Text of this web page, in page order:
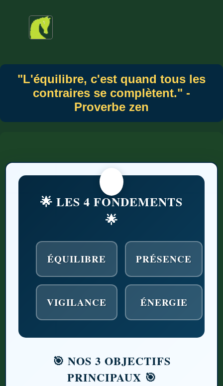
"L'équilibre, c'est quand tous les
contraires se complètent." -
Proverbe zen
🌟 LES 4 FONDEMENTS
🌟
ÉQUILIBRE PRÉSENCE
VIGILANCE ÉNERGIE
🎯 NOS 3 OBJECTIFS
PRINCIPAUX 🎯